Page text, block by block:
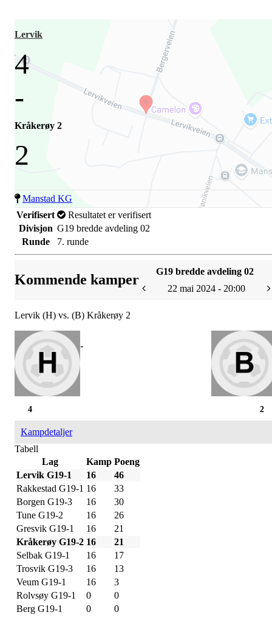
Lervik
4
-
Kråkerøy 2
2
Manstad KG
Verifisert
Resultatet er verifisert
Divisjon G19 bredde avdeling 02
Runde
7. runde
Kommende kamper
G19 bredde avdeling 02
22 mai 2024 - 20:00
Lervik (H) vs. (B) Kråkerøy 2
-
2
4
Kampdetaljer
Tabell
Lag
Kamp Poeng
Lervik G19-1
16
46
Rakkestad G19-1 16
33
Borgen G19-3
16
30
Tune G19-2
16
26
Gresvik G19-1
16
21
Kråkerøy G19-2 16
21
Selbak G19-1
16
17
Trosvik G19-3
16
13
Veum G19-1
16
3
Rolvsøy G19-1
0
0
Berg G19-1
0 0